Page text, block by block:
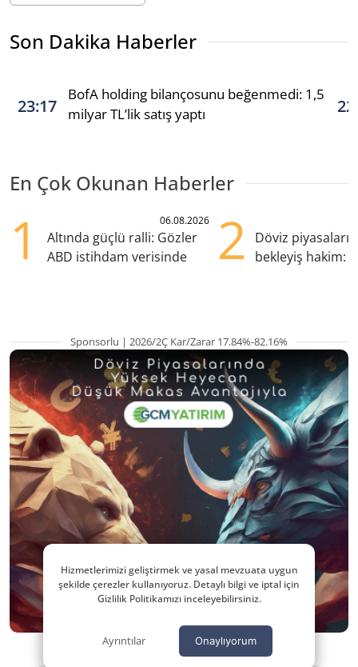
Son Dakika Haberler
23:17
BofA holding bilançosunu beğenmedi: 1,5
milyar TL’lik satış yaptı
En Çok Okunan Haberler
1 06.08.2026
Altında güçlü ralli: Gözler
ABD istihdam verisinde
2
Döviz
bekleyiş hakim:
Sponsorlu | 2026/2Ç Kar/Zarar 17.84%-82.16%
Hizmetlerimizi geliştirmek ve yasal mevzuata uygun
şekilde çerezler kullanıyoruz. Detaylı bilgi ve iptal için
Gizlilik Politikamızı inceleyebilirsiniz.
Ayrıntılar Onaylıyorum